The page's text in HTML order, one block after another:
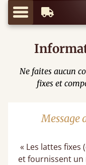
Menu
Livraison à
Ne faites aucun
fixes et
Message
« Les lattes fixes
et fournissent un